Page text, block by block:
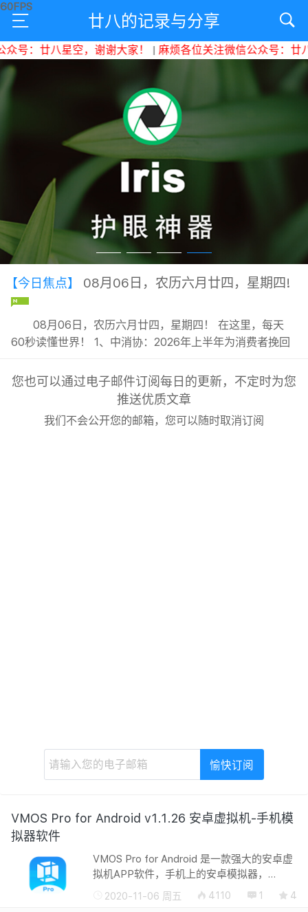
廿八的记录与分享
：廿八星空，谢谢大家！|麻烦各位关注微信公众号：廿八
【今日焦点】 08月06日，农历六月廿四，星期四!
08月06日，农历六月廿四，星期四！ 在这里，每天
60秒读懂世界！ 1、中消协：2026年上半年为消费者挽回
头休假，推动全员应休尽休；试行周五下午弹性离岗、3~7
天弹性长假；; 3、兰州拉面或改名青海拉面，“兰州拉面”
您也可以通过电子邮件订阅每日的更新，不定时为您
推送优质文章
我们不会公开您的邮箱，您可以随时取消订阅
VMOS Pro for Android v1.1.26 安卓虚拟机-手机模
拟器软件
VMOS Pro for Android 是一款强大的安卓虚
拟机APP软件，手机上的安卓模拟器，
VMOS Pro 是在原VMOS（虚拟大师）团队
做出了颠覆性的更新。这次我们将会提供给
2020-11-06 周五 4110 1 4